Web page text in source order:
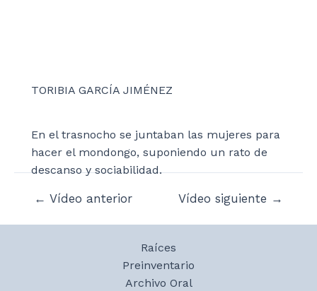
TORIBIA GARCÍA JIMÉNEZ
En el trasnocho se juntaban las mujeres para
hacer el mondongo, suponiendo un rato de
descanso y sociabilidad.
Navegación
← Vídeo anterior Vídeo siguiente →
Raíces
Preinventario
Archivo Oral